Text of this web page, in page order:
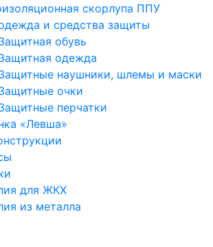
скорлупа ППУ
и средства защиты
обувь
одежда
наушники, шлемы и маски
очки
перчатки
«Левша»
для ЖКХ
из металла